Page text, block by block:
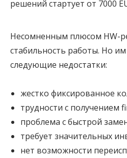
решений стартует от 7000
Несомненным плюсом HW-
стабильность работы. Но
следующие недостатки:
жестко фиксированное
трудности с получением
проблема с быстрой
требует значительных
нет возможности